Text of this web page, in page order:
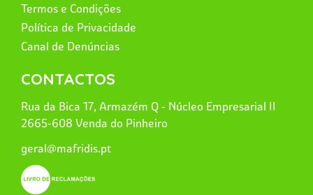
Termos e Condições
Política de Privacidade
Canal de Denúncias
CONTACTOS
Rua da Bica 17, Armazém Q - Núcleo Empresarial II
2665-608 Venda do Pinheiro
geral@mafridis.pt